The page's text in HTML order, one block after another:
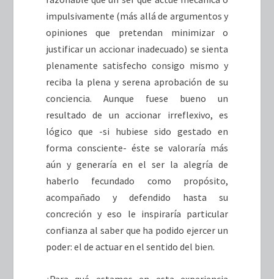
impulsivamente (más allá de argumentos y
opiniones que pretendan minimizar o
justificar un accionar inadecuado) se sienta
plenamente satisfecho consigo mismo y
reciba la plena y serena aprobación de su
conciencia. Aunque fuese bueno un
resultado de un accionar irreflexivo, es
lógico que -si hubiese sido gestado en
forma consciente- éste se valoraría más
aún y generaría en el ser la alegría de
haberlo fecundado como propósito,
acompañado y defendido hasta su
concreción y eso le inspiraría particular
confianza al saber que ha podido ejercer un
poder: el de actuar en el sentido del bien.